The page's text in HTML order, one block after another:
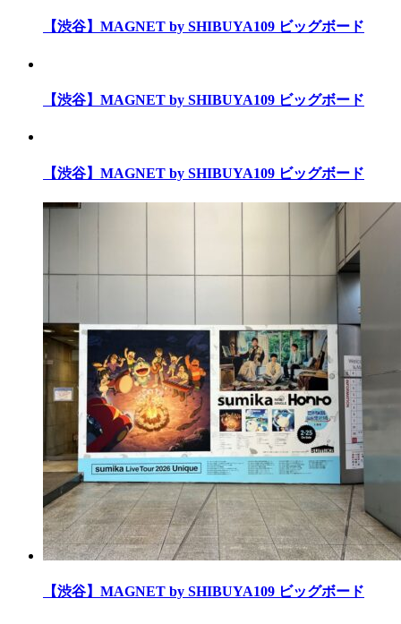
【渋谷】MAGNET by SHIBUYA109 ビッグボード
【渋谷】MAGNET by SHIBUYA109 ビッグボード
【渋谷】MAGNET by SHIBUYA109 ビッグボード
【渋谷】MAGNET by SHIBUYA109 ビッグボード